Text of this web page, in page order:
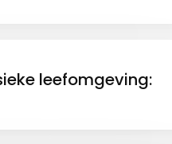
leefomgeving: